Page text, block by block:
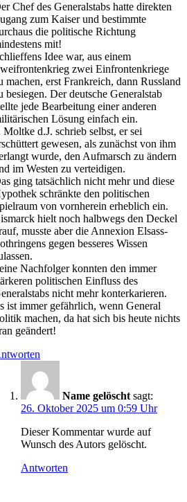
Chef des Generalstabs hatte direkten
zum Kaiser und bestimmte
die politische Richtung
mit!
Idee war, aus einem
zwei Einfrontenkriege
machen, erst Frankreich, dann Russland
besiegen. Der deutsche Generalstab
jede Bearbeitung einer anderen
Lösung einfach ein.
Moltke d.J. schrieb selbst, er sei
gewesen, als zunächst von ihm
wurde, den Aufmarsch zu ändern
im Westen zu verteidigen.
ging tatsächlich nicht mehr und diese
schränkte den politischen
von vornherein erheblich ein.
hielt noch halbwegs den Deckel
musste aber die Annexion Elsass-
gegen besseres Wissen
Nachfolger konnten den immer
politischen Einfluss des
nicht mehr konterkarieren.
ist immer gefährlich, wenn General
machen, da hat sich bis heute nichts
geändert!
Name gelöscht sagt:
26. Oktober 2025 um 0:59 Uhr
Dieser Kommentar wurde auf
Wunsch des Autors gelöscht.
Antworten